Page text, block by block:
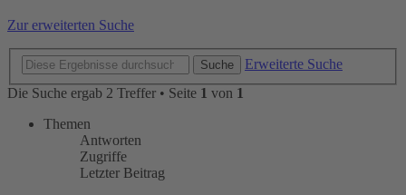
Zur erweiterten Suche
Suche
Erweiterte Suche
Die Suche ergab 2 Treffer • Seite 1 von 1
Themen
Antworten
Zugriffe
Letzter Beitrag